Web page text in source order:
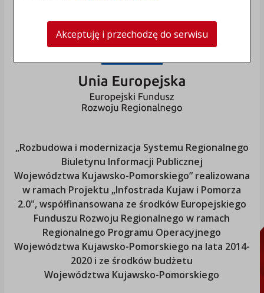
„Rozbudowa i modernizacja Systemu Regionalnego
Biuletynu Informacji Publicznej
Województwa Kujawsko-Pomorskiego” realizowana
w ramach Projektu „Infostrada Kujaw i Pomorza
2.0", współfinansowana ze środków Europejskiego
Funduszu Rozwoju Regionalnego w ramach
Regionalnego Programu Operacyjnego
Województwa Kujawsko-Pomorskiego na lata 2014-
2020 i ze środków budżetu
Województwa Kujawsko-Pomorskiego
Akceptuję i przechodzę do serwisu